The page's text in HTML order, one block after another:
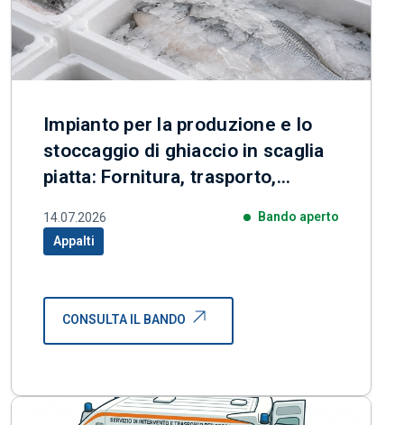
Impianto per la produzione e lo
stoccaggio di ghiaccio in scaglia
piatta: Fornitura, trasporto,
avviamento
14.07.2026 Bando aperto
Categoria correlata:
Appalti
CONSULTA IL BANDO